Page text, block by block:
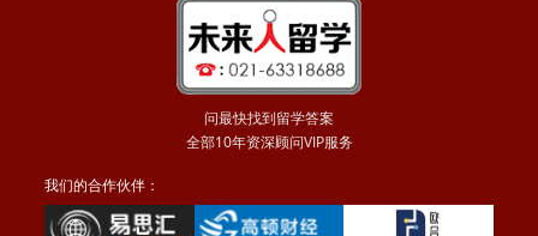
问最快找到留学答案
全部10年资深顾问VIP服务
我们的合作伙伴：